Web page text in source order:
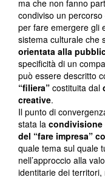
ma che non fanno
condiviso un
per fare emergere gli
sistema culturale che
orientata alla
specificità di un
può essere descritto
“filiera” costituita dal
creative.
Il punto di
stata la condivisione
del “fare impresa”
quale tema sul quale
nell’approccio alla
identitarie dei territori,